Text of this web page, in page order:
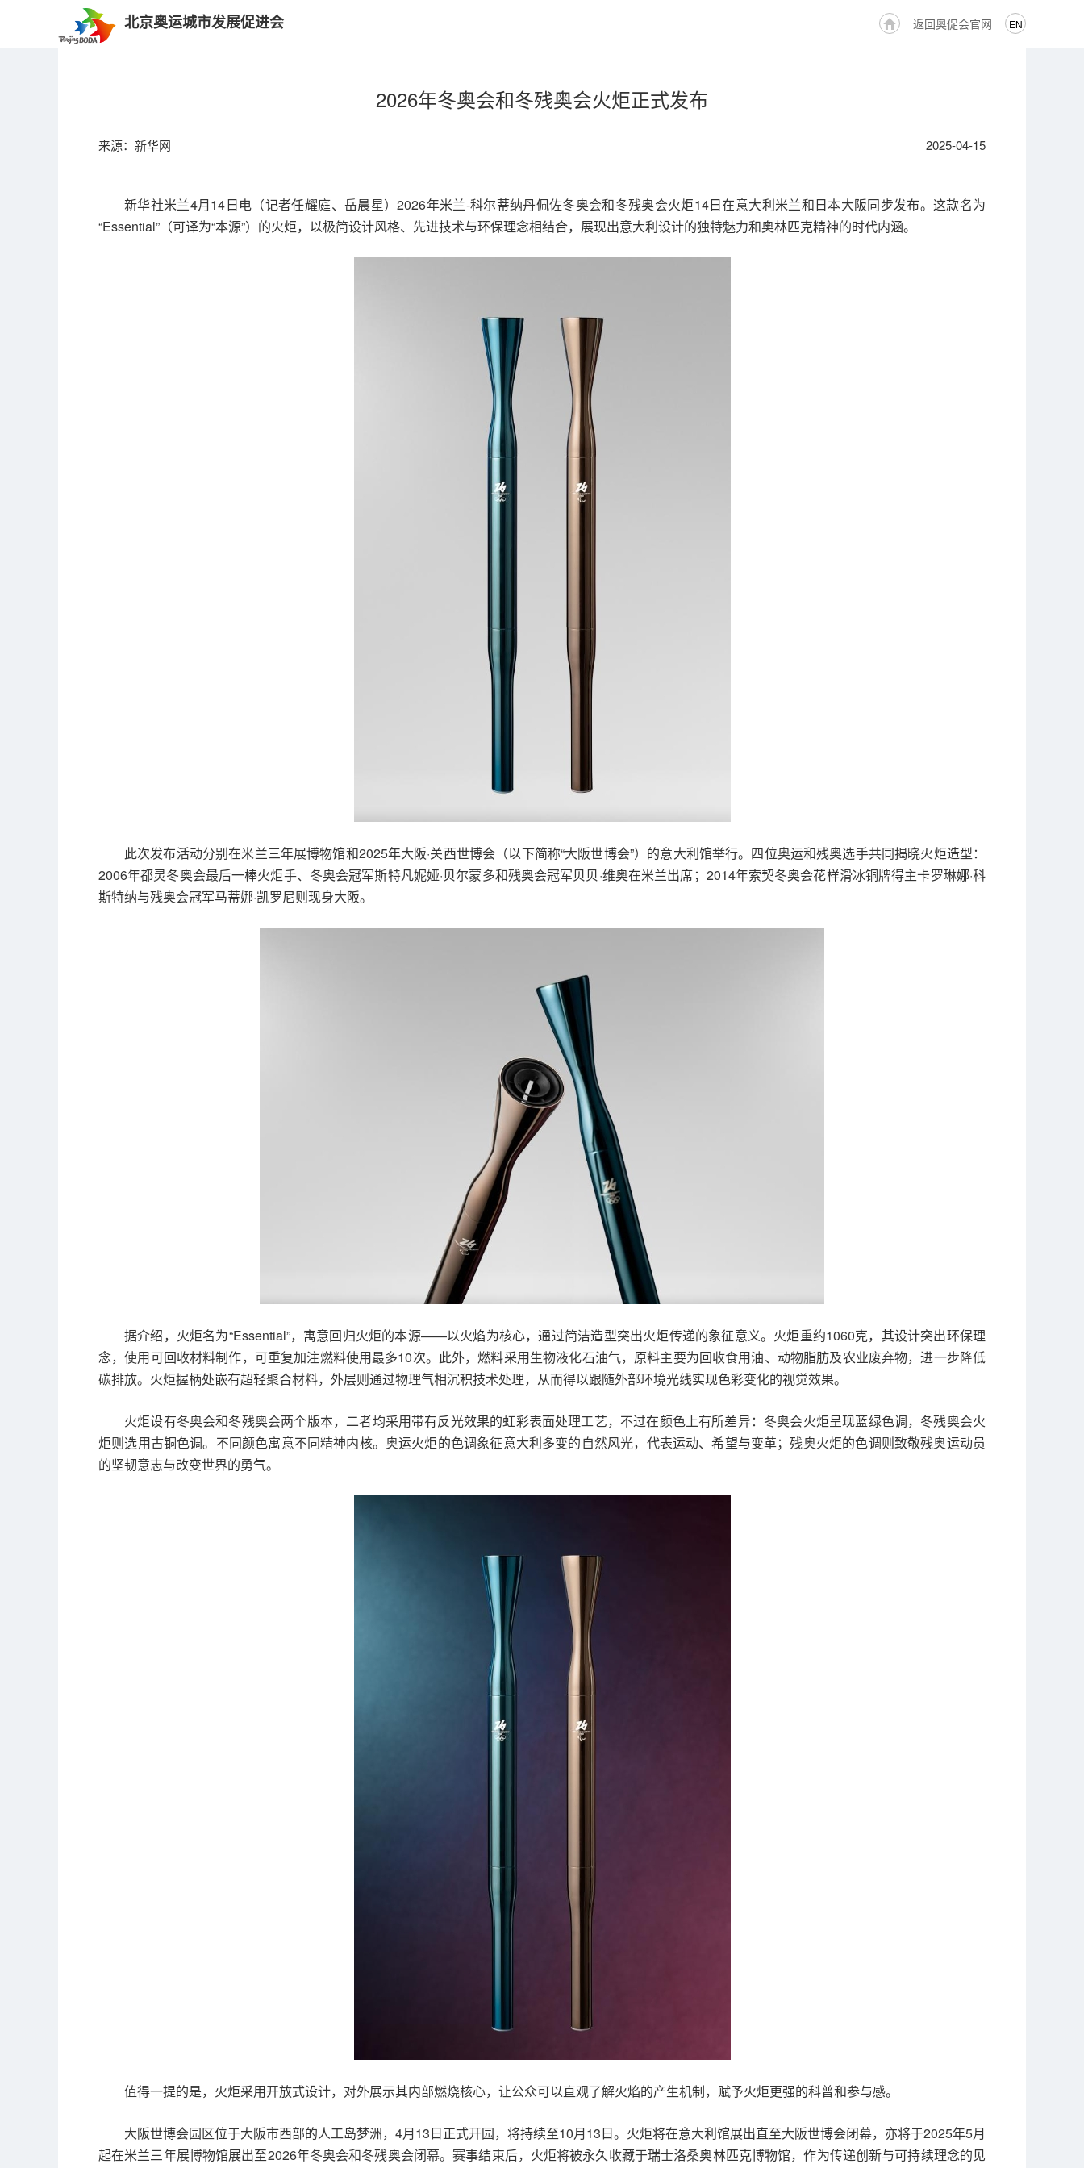
北京奥运城市发展促进会 EN
返回奥促会官网
2026年冬奥会和冬残奥会火炬正式发布
来源：新华网 2025-04-15
新华社米兰4月14日电（记者任耀庭、岳晨星）2026年米兰-科尔蒂纳丹佩佐冬奥会和冬残奥会火炬14日在意大利米兰和日本大阪同步发布。这款名为
“Essential”（可译为“本源”）的火炬，以极简设计风格、先进技术与环保理念相结合，展现出意大利设计的独特魅力和奥林匹克精神的时代内涵。
此次发布活动分别在米兰三年展博物馆和2025年大阪·关西世博会（以下简称“大阪世博会”）的意大利馆举行。四位奥运和残奥选手共同揭晓火炬造型：
2006年都灵冬奥会最后一棒火炬手、冬奥会冠军斯特凡妮娅·贝尔蒙多和残奥会冠军贝贝·维奥在米兰出席；2014年索契冬奥会花样滑冰铜牌得主卡罗琳娜·科
斯特纳与残奥会冠军马蒂娜·凯罗尼则现身大阪。
据介绍，火炬名为“Essential”，寓意回归火炬的本源——以火焰为核心，通过简洁造型突出火炬传递的象征意义。火炬重约1060克，其设计突出环保理
念，使用可回收材料制作，可重复加注燃料使用最多10次。此外，燃料采用生物液化石油气，原料主要为回收食用油、动物脂肪及农业废弃物，进一步降低
碳排放。火炬握柄处嵌有超轻聚合材料，外层则通过物理气相沉积技术处理，从而得以跟随外部环境光线实现色彩变化的视觉效果。
火炬设有冬奥会和冬残奥会两个版本，二者均采用带有反光效果的虹彩表面处理工艺，不过在颜色上有所差异：冬奥会火炬呈现蓝绿色调，冬残奥会火
炬则选用古铜色调。不同颜色寓意不同精神内核。奥运火炬的色调象征意大利多变的自然风光，代表运动、希望与变革；残奥火炬的色调则致敬残奥运动员
的坚韧意志与改变世界的勇气。
值得一提的是，火炬采用开放式设计，对外展示其内部燃烧核心，让公众可以直观了解火焰的产生机制，赋予火炬更强的科普和参与感。
大阪世博会园区位于大阪市西部的人工岛梦洲，4月13日正式开园，将持续至10月13日。火炬将在意大利馆展出直至大阪世博会闭幕，亦将于2025年5月
起在米兰三年展博物馆展出至2026年冬奥会和冬残奥会闭幕。赛事结束后，火炬将被永久收藏于瑞士洛桑奥林匹克博物馆，作为传递创新与可持续理念的见